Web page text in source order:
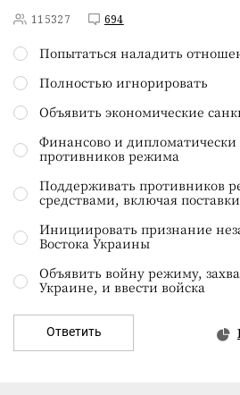
115327 694
Попытаться наладить
Полностью игнорировать
Объявить экономические
Финансово и
противников режима
Поддерживать противников
средствами, включая
Инициировать признание
Востока Украины
Объявить войну режиму,
Украине, и ввести войска
Ответить